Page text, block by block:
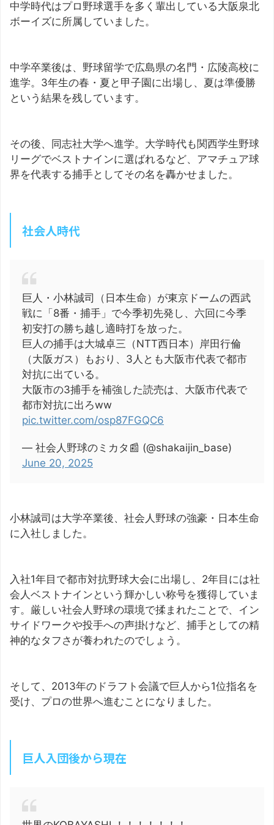
中学時代はプロ野球選手を多く輩出している大阪泉北
ボーイズに所属していました。
中学卒業後は、野球留学で広島県の名門・広陵高校に
進学。3年生の春・夏と甲子園に出場し、夏は準優勝
という結果を残しています。
その後、同志社大学へ進学。大学時代も関西学生野球
リーグでベストナインに選ばれるなど、アマチュア球
界を代表する捕手としてその名を轟かせました。
社会人時代
巨人・小林誠司（日本生命）が東京ドームの西武
戦に「8番・捕手」で今季初先発し、六回に今季
初安打の勝ち越し適時打を放った。
巨人の捕手は大城卓三（NTT西日本）岸田行倫
（大阪ガス）もおり、3人とも大阪市代表で都市
対抗に出ている。
大阪市の3捕手を補強した読売は、大阪市代表で
都市対抗に出ろww
pic.twitter.com/osp87FGQC6
— 社会人野球のミカタ📰 (@shakaijin_base)
June 20, 2025
小林誠司は大学卒業後、社会人野球の強豪・日本生命
に入社しました。
入社1年目で都市対抗野球大会に出場し、2年目には社
会人ベストナインという輝かしい称号を獲得していま
す。厳しい社会人野球の環境で揉まれたことで、イン
サイドワークや投手への声掛けなど、捕手としての精
神的なタフさが養われたのでしょう。
そして、2013年のドラフト会議で巨人から1位指名を
受け、プロの世界へ進むことになりました。
巨人入団後から現在